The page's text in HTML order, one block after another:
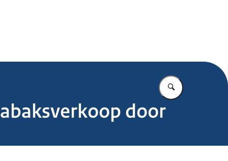
Vul in wat u
door